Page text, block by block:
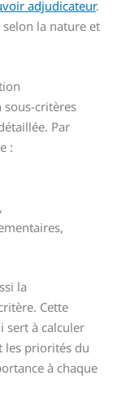
adjudicateur.
la nature et
sous-critères
Par
:
la
Cette
sert à calculer
les priorités du
à chaque